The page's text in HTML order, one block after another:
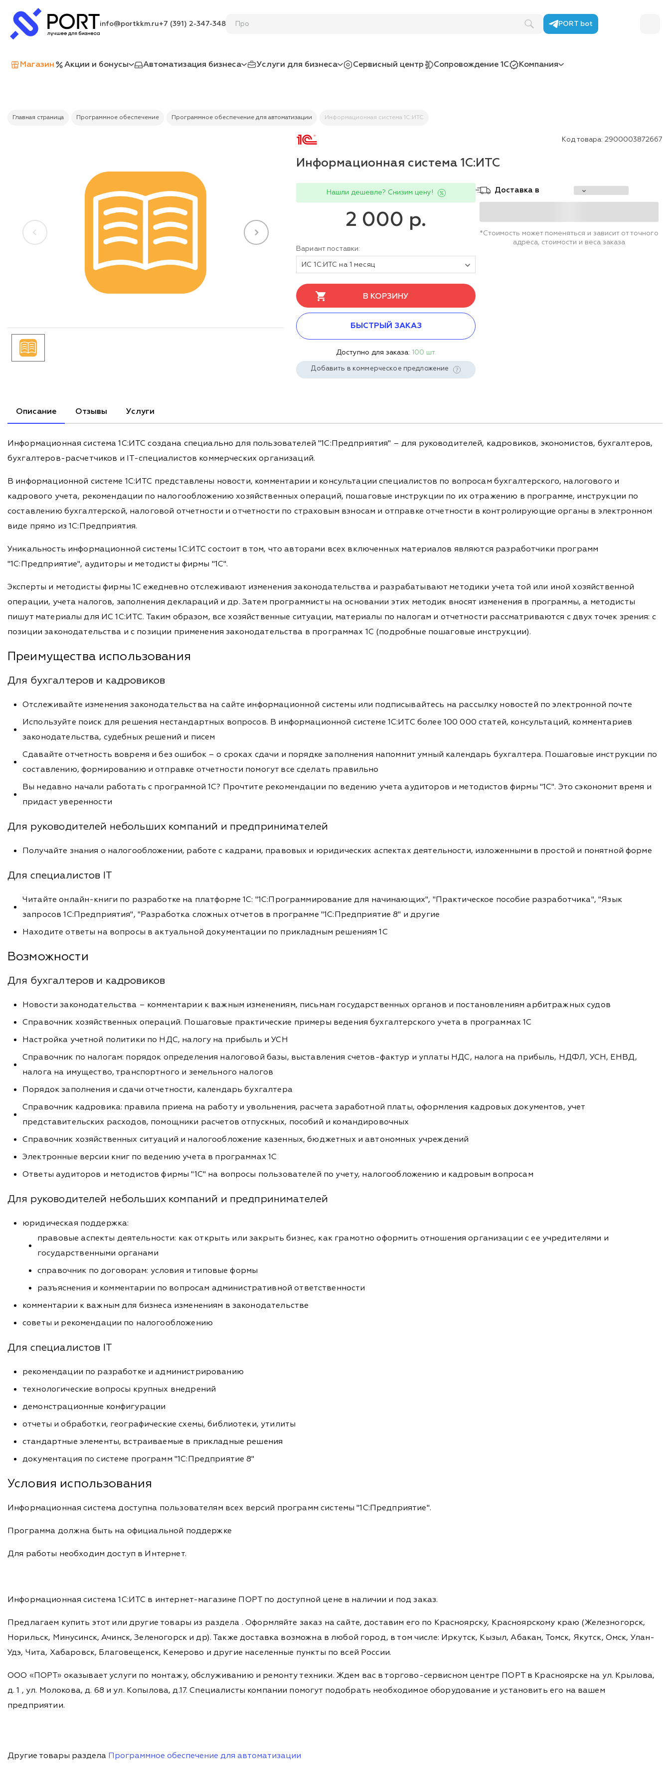
info@portkkm.ru+7 (391) 2-347-348 PORT bot
Магазин Акции и бонусы Автоматизация бизнеса Услуги для бизнеса Сервисный центр Сопровождение 1С Компания
Главная страница Программное обеспечение Программное обеспечение для автоматизации Информационная система 1С:ИТС
Код товара: 2900003872667
Информационная система 1С:ИТС
Нашли дешевле? Снизим цену!
2 000 р.
Вариант поставки:
ИС 1С:ИТС на 1 месяц
В КОРЗИНУ
БЫСТРЫЙ ЗАКАЗ
Доступно для заказа: 100 шт.
Добавить в коммерческое предложение
Доставка в
*Стоимость может поменяться и зависит от точного
адреса, стоимости и веса заказа
Описание Отзывы Услуги
Информационная система 1С:ИТС создана специально для пользователей "1С:Предприятия" – для руководителей, кадровиков, экономистов, бухгалтеров,
бухгалтеров-расчетчиков и IT-специалистов коммерческих организаций.
В информационной системе 1С:ИТС представлены новости, комментарии и консультации специалистов по вопросам бухгалтерского, налогового и
кадрового учета, рекомендации по налогообложению хозяйственных операций, пошаговые инструкции по их отражению в программе, инструкции по
составлению бухгалтерской, налоговой отчетности и отчетности по страховым взносам и отправке отчетности в контролирующие органы в электронном
виде прямо из 1С:Предприятия.
Уникальность информационной системы 1С:ИТС состоит в том, что авторами всех включенных материалов являются разработчики программ
"1С:Предприятие", аудиторы и методисты фирмы "1С".
Эксперты и методисты фирмы 1С ежедневно отслеживают изменения законодательства и разрабатывают методики учета той или иной хозяйственной
операции, учета налогов, заполнения деклараций и др. Затем программисты на основании этих методик вносят изменения в программы, а методисты
пишут материалы для ИС 1С:ИТС. Таким образом, все хозяйственные ситуации, материалы по налогам и отчетности рассматриваются с двух точек зрения: с
позиции законодательства и с позиции применения законодательства в программах 1С (подробные пошаговые инструкции).
Преимущества использования
Для бухгалтеров и кадровиков
Отслеживайте изменения законодательства на сайте информационной системы или подписывайтесь на рассылку новостей по электронной почте
Используйте поиск для решения нестандартных вопросов. В информационной системе 1С:ИТС более 100 000 статей, консультаций, комментариев
законодательства, судебных решений и писем
Сдавайте отчетность вовремя и без ошибок – о сроках сдачи и порядке заполнения напомнит умный календарь бухгалтера. Пошаговые инструкции по
составлению, формированию и отправке отчетности помогут все сделать правильно
Вы недавно начали работать с программой 1С? Прочтите рекомендации по ведению учета аудиторов и методистов фирмы "1С". Это сэкономит время и
придаст уверенности
Для руководителей небольших компаний и предпринимателей
Получайте знания о налогообложении, работе с кадрами, правовых и юридических аспектах деятельности, изложенными в простой и понятной форме
Для специалистов IT
Читайте онлайн-книги по разработке на платформе 1С: "1С:Программирование для начинающих", "Практическое пособие разработчика", "Язык
запросов 1С:Предприятия", "Разработка сложных отчетов в программе "1С:Предприятие 8" и другие
Находите ответы на вопросы в актуальной документации по прикладным решениям 1С
Возможности
Для бухгалтеров и кадровиков
Новости законодательства – комментарии к важным изменениям, письмам государственных органов и постановлениям арбитражных судов
Справочник хозяйственных операций. Пошаговые практические примеры ведения бухгалтерского учета в программах 1С
Настройка учетной политики по НДС, налогу на прибыль и УСН
Справочник по налогам: порядок определения налоговой базы, выставления счетов-фактур и уплаты НДС, налога на прибыль, НДФЛ, УСН, ЕНВД,
налога на имущество, транспортного и земельного налогов
Порядок заполнения и сдачи отчетности, календарь бухгалтера
Справочник кадровика: правила приема на работу и увольнения, расчета заработной платы, оформления кадровых документов, учет
представительских расходов, помощники расчетов отпускных, пособий и командировочных
Справочник хозяйственных ситуаций и налогообложение казенных, бюджетных и автономных учреждений
Электронные версии книг по ведению учета в программах 1С
Ответы аудиторов и методистов фирмы "1С" на вопросы пользователей по учету, налогообложению и кадровым вопросам
Для руководителей небольших компаний и предпринимателей
юридическая поддержка:
правовые аспекты деятельности: как открыть или закрыть бизнес, как грамотно оформить отношения организации с ее учредителями и
государственными органами
справочник по договорам: условия и типовые формы
разъяснения и комментарии по вопросам административной ответственности
комментарии к важным для бизнеса изменениям в законодательстве
советы и рекомендации по налогообложению
Для специалистов IT
рекомендации по разработке и администрированию
технологические вопросы крупных внедрений
демонстрационные конфигурации
отчеты и обработки, географические схемы, библиотеки, утилиты
стандартные элементы, встраиваемые в прикладные решения
документация по системе программ "1С:Предприятие 8"
Условия использования
Информационная система доступна пользователям всех версий программ системы "1С:Предприятие".
Программа должна быть на официальной поддержке
Для работы необходим доступ в Интернет.
Информационная система 1С:ИТС в интернет-магазине ПОРТ по доступной цене в наличии и под заказ.
Предлагаем купить этот или другие товары из раздела . Оформляйте заказ на сайте, доставим его по Красноярску, Красноярскому краю (Железногорск,
Норильск, Минусинск, Ачинск, Зеленогорск и др). Также доставка возможна в любой город, в том числе: Иркутск, Кызыл, Абакан, Томск, Якутск, Омск, Улан-
Удэ, Чита, Хабаровск, Благовещенск, Кемерово и другие населенные пункты по всей России.
ООО «ПОРТ» оказывает услуги по монтажу, обслуживанию и ремонту техники. Ждем вас в торгово-сервисном центре ПОРТ в Красноярске на ул. Крылова,
д. 1 , ул. Молокова, д. 68 и ул. Копылова, д.17. Специалисты компании помогут подобрать необходимое оборудование и установить его на вашем
предприятии.
Другие товары раздела Программное обеспечение для автоматизации